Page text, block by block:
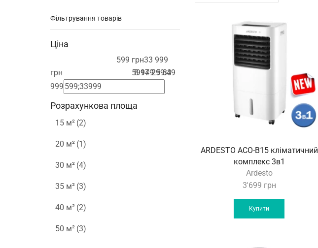
ARDESTO ACO-B15 кліматичний
комплекс 3в1
Ardesto
3'699 грн
Купити
Фільтрування товарів
Ціна
599 грн33 999
грн
599
8 949
17 299
25 649
33
999
Розрахункова площа
15 м² (2)
20 м² (1)
30 м² (4)
35 м² (3)
40 м² (2)
50 м² (3)